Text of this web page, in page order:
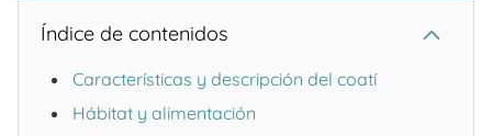
Índice de contenidos
Características y descripción del coatí
Hábitat y alimentación